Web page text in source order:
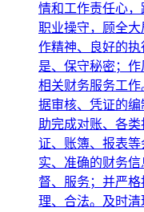
情和工作责任心
职业操守，顾全
作精神、良好的
是、保守秘密；
相关财务服务工
据审核、凭证的
助完成对账、各
证、账簿、报表
实、准确的财务
督、服务；并严
理、合法。及时清